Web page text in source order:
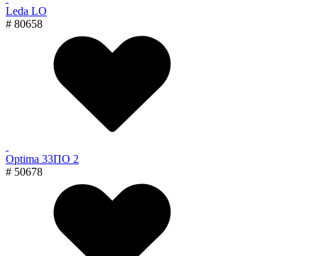
Leda LO
# 80658
Optima 33ПО 2
# 50678